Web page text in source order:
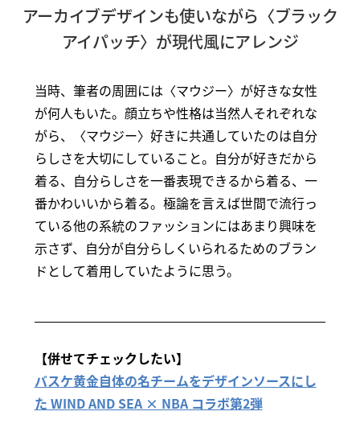
アーカイブデザインも使いながら〈ブラック
アイパッチ〉が現代風にアレンジ
当時、筆者の周囲には〈マウジー〉が好きな女性
が何人もいた。顔立ちや性格は当然人それぞれな
がら、〈マウジー〉好きに共通していたのは自分
らしさを大切にしていること。自分が好きだから
着る、自分らしさを一番表現できるから着る、一
番かわいいから着る。極論を言えば世間で流行っ
ている他の系統のファッションにはあまり興味を
示さず、自分が自分らしくいられるためのブラン
ドとして着用していたように思う。
【併せてチェックしたい】
バスケ黄金自体の名チームをデザインソースにし
た WIND AND SEA × NBA コラボ第2弾